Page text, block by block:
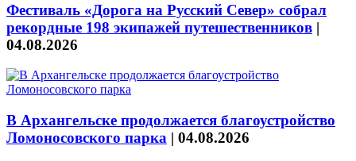
Фестиваль «Дорога на Русский Север» собрал
рекордные 198 экипажей путешественников |
04.08.2026
В Архангельске продолжается благоустройство
Ломоносовского парка | 04.08.2026